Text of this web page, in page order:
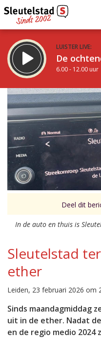
LUISTER LIVE:
De
6.00 - 12.00 uur
STRAKS:
De middag van
12.00 - 18.00 uur
Vorig uur
Deel dit
In de auto en thuis is
Sleutelstad
ether
Leiden, 23 februari 2026 om
Sinds maandagmiddag
uit in de ether. Nadat
en de regio medio